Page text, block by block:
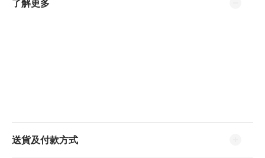
了解更多
送貨及付款方式